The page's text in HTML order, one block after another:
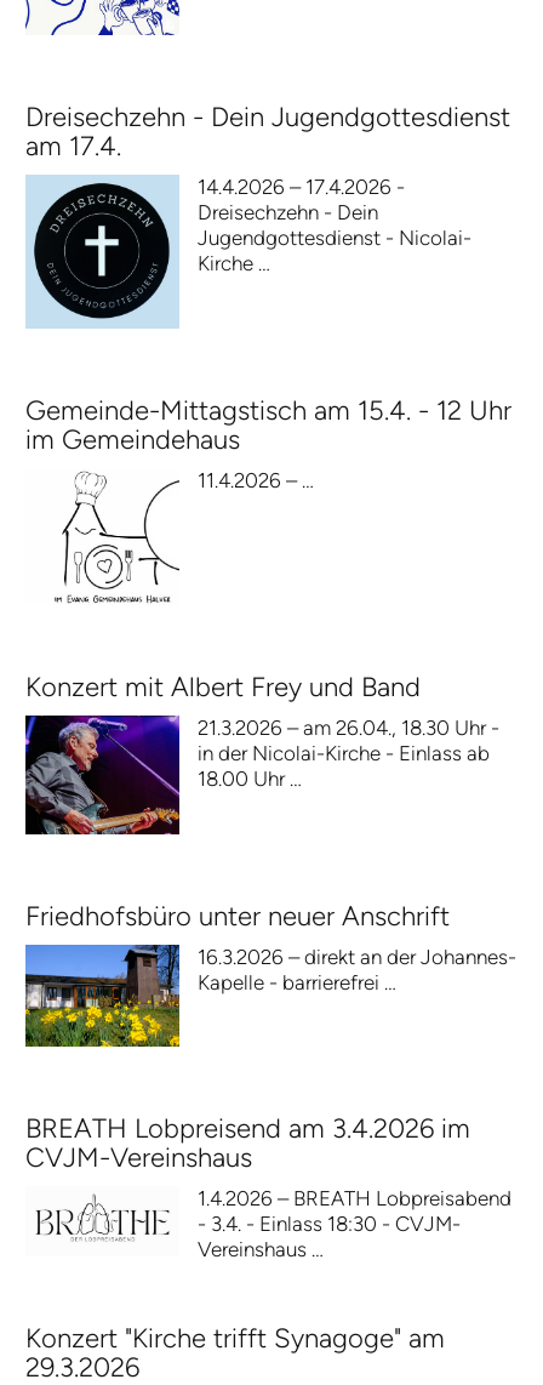
Dreisechzehn - Dein Jugendgottesdienst
am 17.4.
14.4.2026 – 17.4.2026 -
Dreisechzehn - Dein
Jugendgottesdienst - Nicolai-
Kirche …
Gemeinde-Mittagstisch am 15.4. - 12 Uhr
im Gemeindehaus
11.4.2026 – …
Konzert mit Albert Frey und Band
21.3.2026 – am 26.04., 18.30 Uhr -
in der Nicolai-Kirche - Einlass ab
18.00 Uhr …
Friedhofsbüro unter neuer Anschrift
16.3.2026 – direkt an der Johannes-
Kapelle - barrierefrei …
BREATH Lobpreisend am 3.4.2026 im
CVJM-Vereinshaus
1.4.2026 – BREATH Lobpreisabend
- 3.4. - Einlass 18:30 - CVJM-
Vereinshaus …
Konzert "Kirche trifft Synagoge" am
29.3.2026